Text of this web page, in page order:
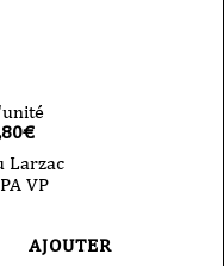
€
Larzac
VP
AJOUTER